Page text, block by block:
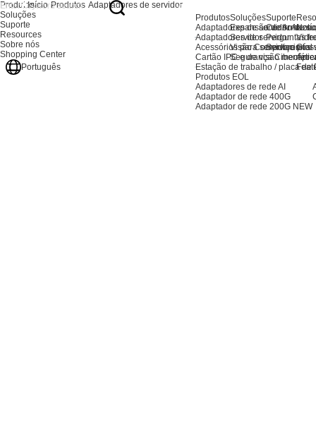
Produtos
Adaptadores de servidor AI
Adaptadores de servidor
Acessórios para servidores
Cartão IPC e de visão
Estação de trabalho / placa de
Produtos EOL
Adaptadores de rede AI
Adaptador de rede 400G
Adaptador de rede 200G NEW
Soluções
Expansão de
Servidor
Visão Computacional
Segurança
Suporte
Centro de
Perguntas
Serviço
Produtos
Soluções
Suporte
Resources
Sobre nós
Shopping Center
Português
Início Produtos Adaptadores de servidor